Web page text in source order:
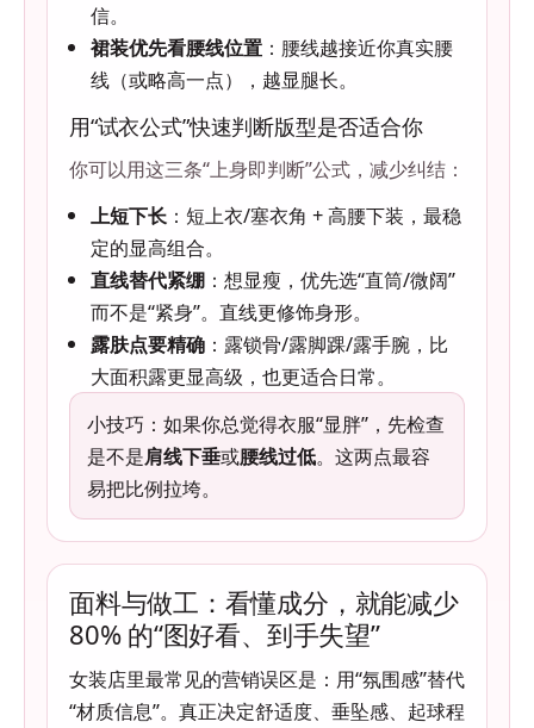
信。
裙装优先看腰线位置 ：腰线越接近你真实腰
线（或略高一点），越显腿长。
用“试衣公式”快速判断版型是否适合你
你可以用这三条“上身即判断”公式，减少纠结：
上短下长 ：短上衣/塞衣角 + 高腰下装，最稳
定的显高组合。
直线替代紧绷 ：想显瘦，优先选“直筒/微阔”
而不是“紧身”。直线更修饰身形。
露肤点要精确 ：露锁骨/露脚踝/露手腕，比
大面积露更显高级，也更适合日常。
小技巧：如果你总觉得衣服“显胖”，先检查
是不是肩线下垂或腰线过低。这两点最容
易把比例拉垮。
面料与做工：看懂成分，就能减少
80% 的“图好看、到手失望”
女装店里最常见的营销误区是：用“氛围感”替代
“材质信息”。真正决定舒适度、垂坠感、起球程